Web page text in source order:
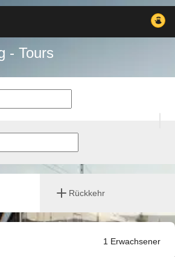
- Tours
Rückkehr
1 Erwachsener